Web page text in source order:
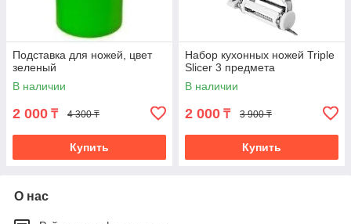
Подставка для ножей, цвет
зеленый
В наличии
2 000 ₸ 4 300 ₸
Купить
Набор кухонных ножей Triple
Slicer 3 предмета
В наличии
2 000 ₸ 3 900 ₸
Купить
О нас